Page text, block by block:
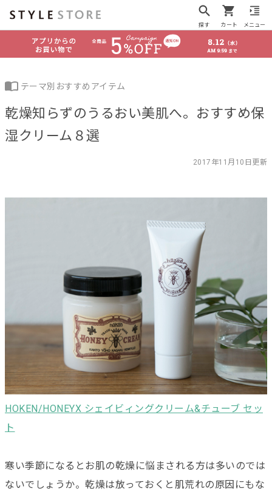
探す カート メニュー
テーマ別おすすめアイテム
乾燥知らずのうるおい美肌へ。おすすめ保
湿クリーム８選
2017年11月10日更新
HOKEN/HONEYX シェイビィングクリーム&チューブ セッ
ト
寒い季節になるとお肌の乾燥に悩まされる方は多いのでは
ないでしょうか。乾燥は放っておくと肌荒れの原因にもな